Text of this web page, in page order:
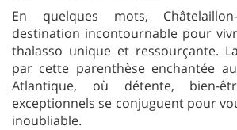
En quelques mots,
destination incontournable pour
thalasso unique et ressourçante.
par cette parenthèse enchantée
Atlantique, où détente, bien-
exceptionnels se conjuguent pour
inoubliable.